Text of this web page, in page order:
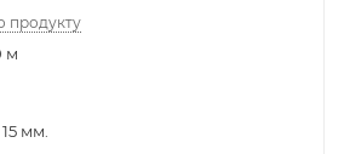
продукту
м
15 мм.